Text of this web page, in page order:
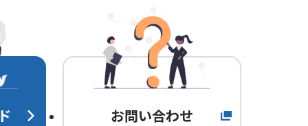
お問い合わせ